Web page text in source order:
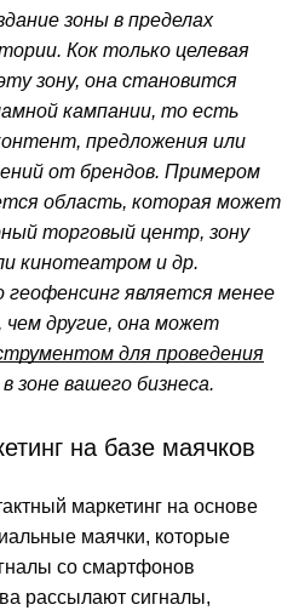
зоны в пределах
Кок только целевая
зону, она становится
кампании, то есть
предложения или
от брендов. Примером
область, которая может
торговый центр, зону
кинотеатром и др.
является менее
чем другие, она может
для проведения
в зоне вашего бизнеса.
на базе маячков
маркетинг на основе
маячки, которые
со смартфонов
рассылают сигналы,